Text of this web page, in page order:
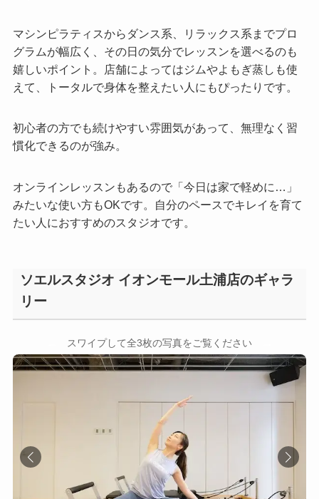
マシンピラティスからダンス系、リラックス系までプロ
グラムが幅広く、その日の気分でレッスンを選べるのも
嬉しいポイント。店舗によってはジムやよもぎ蒸しも使
えて、トータルで身体を整えたい人にもぴったりです。
初心者の方でも続けやすい雰囲気があって、無理なく習
慣化できるのが強み。
オンラインレッスンもあるので「今日は家で軽めに…」
みたいな使い方もOKです。自分のペースでキレイを育て
たい人におすすめのスタジオです。
ソエルスタジオ イオンモール土浦店のギャラ
リー
スワイプして全3枚の写真をご覧ください